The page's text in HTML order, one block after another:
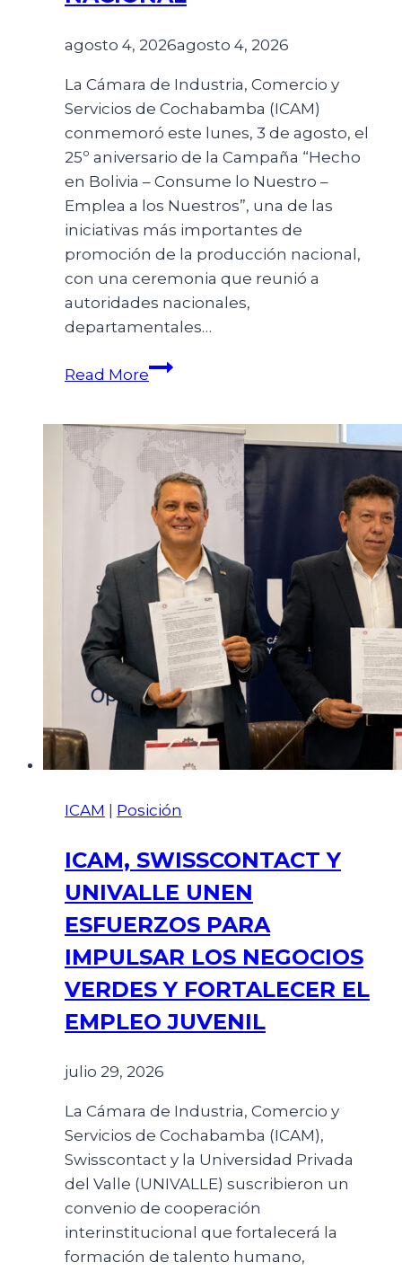
agosto 4, 2026agosto 4, 2026
La Cámara de Industria, Comercio y
Servicios de Cochabamba (ICAM)
conmemoró este lunes, 3 de agosto, el
25º aniversario de la Campaña “Hecho
en Bolivia – Consume lo Nuestro –
Emplea a los Nuestros”, una de las
iniciativas más importantes de
promoción de la producción nacional,
con una ceremonia que reunió a
autoridades nacionales,
departamentales…
Read More
ICAM Posición
ICAM, SWISSCONTACT Y
UNIVALLE UNEN
ESFUERZOS PARA
IMPULSAR LOS NEGOCIOS
VERDES Y FORTALECER EL
EMPLEO JUVENIL
julio 29, 2026
La Cámara de Industria, Comercio y
Servicios de Cochabamba (ICAM),
Swisscontact y la Universidad Privada
del Valle (UNIVALLE) suscribieron un
convenio de cooperación
interinstitucional que fortalecerá la
formación de talento humano,